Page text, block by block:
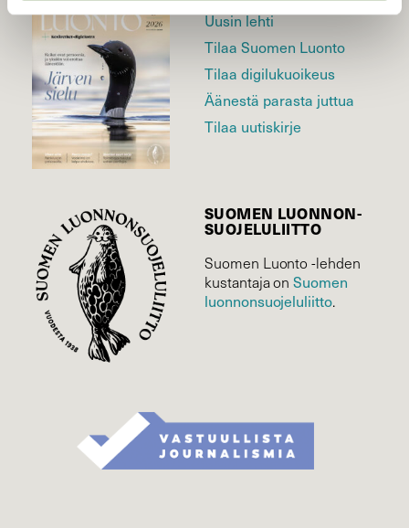
Uusin lehti
Tilaa Suomen Luonto
Tilaa digilukuoikeus
Äänestä parasta juttua
Tilaa uutiskirje
SUOMEN LUONNON­
SUOJELU­LIITTO
Suomen Luonto -lehden
kustantaja onSuomen
luonnonsuojelu­liitto.